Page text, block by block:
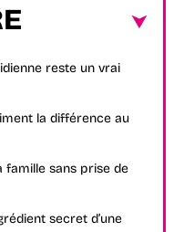
reste un vrai
la différence au
famille sans prise de
secret d’une